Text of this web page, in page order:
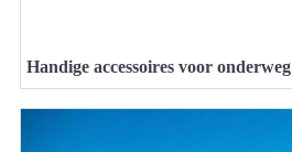
Handige accessoires voor onderweg